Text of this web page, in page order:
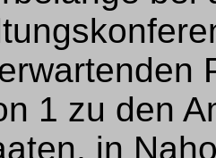
1 zu den
in